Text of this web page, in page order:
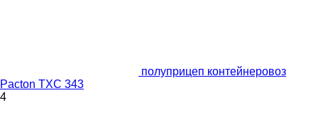
полуприцеп контейнеровоз
Pacton TXC 343
4